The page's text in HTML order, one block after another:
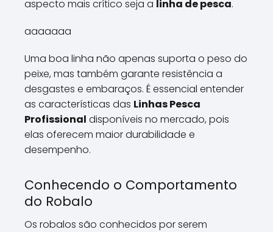
aspecto mais crítico seja a linha de pesca.
aaaaaaa
Uma boa linha não apenas suporta o peso do
peixe, mas também garante resistência a
desgastes e embaraços. É essencial entender
as características das Linhas Pesca
Profissional disponíveis no mercado, pois
elas oferecem maior durabilidade e
desempenho.
Conhecendo o Comportamento
do Robalo
Os robalos são conhecidos por serem